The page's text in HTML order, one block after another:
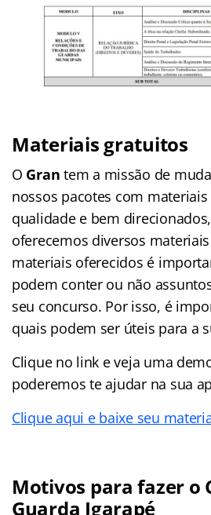
Materiais gratuitos
O Grantem a missão de
nossos pacotes com
qualidade e bem
oferecemos diversos
materiais oferecidos é
podem conter ou não
seu concurso. Por isso, é
quais podem ser úteis para a
Clique no link e veja uma
poderemos te ajudar na sua
Clique aqui e baixe seu
Motivos para fazer o
Guarda Igarapé